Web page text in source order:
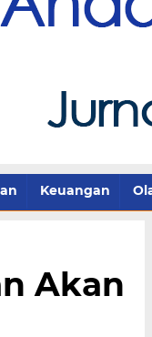
Keuangan
Akan